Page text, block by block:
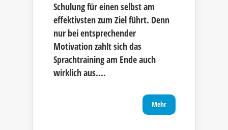
Schulung für einen selbst am
effektivsten zum Ziel führt. Denn
nur bei entsprechender
Motivation zahlt sich das
Sprachtraining am Ende auch
wirklich aus....
Mehr